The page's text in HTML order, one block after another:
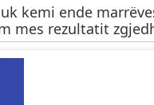
kemi ende
mes rezultatit